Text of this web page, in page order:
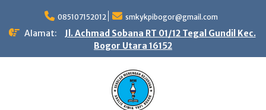
content
085107152012 smkykpibogor@gmail.com
Alamat:
Jl. Achmad Sobana RT 01/12 Tegal Gundil Kec.
Bogor Utara 16152